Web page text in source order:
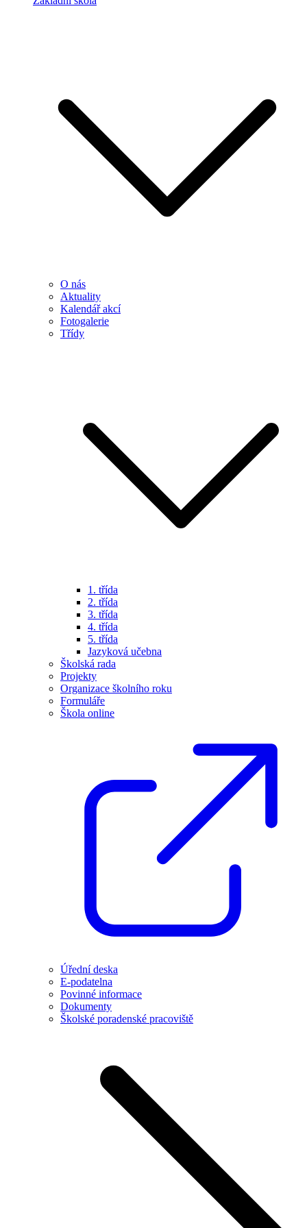
O nás
Aktuality
Kalendář akcí
Fotogalerie
Třídy
1. třída
2. třída
3. třída
4. třída
5. třída
Jazyková učebna
Školská rada
Projekty
Organizace školního roku
Formuláře
Škola online
Úřední deska
E-podatelna
Povinné informace
Dokumenty
Školské poradenské pracoviště